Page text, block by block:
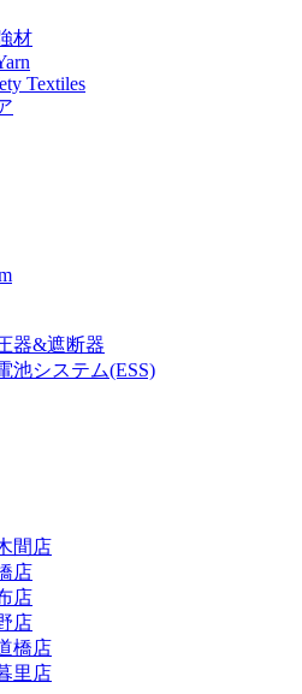
材
Textiles
器&遮断器
池システム(ESS)
間店
店
店
店
橋店
里店